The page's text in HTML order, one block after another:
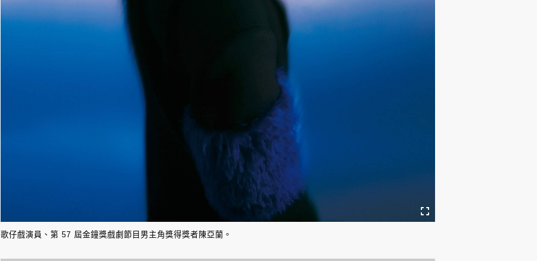
歌仔戲演員、第 57 屆金鐘獎戲劇節目男主角獎得獎者陳亞蘭。